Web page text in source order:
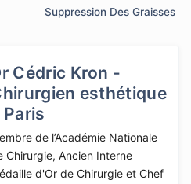
Suppression Des Graisses
Cédric Kron -
esthétique
Paris
de l’Académie Nationale
Chirurgie, Ancien Interne
d'Or de Chirurgie et Chef